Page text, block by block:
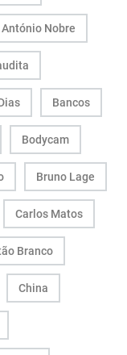
António Nobre
Bancos
Bodycam
Bruno Lage
Carlos Matos
Branco
China